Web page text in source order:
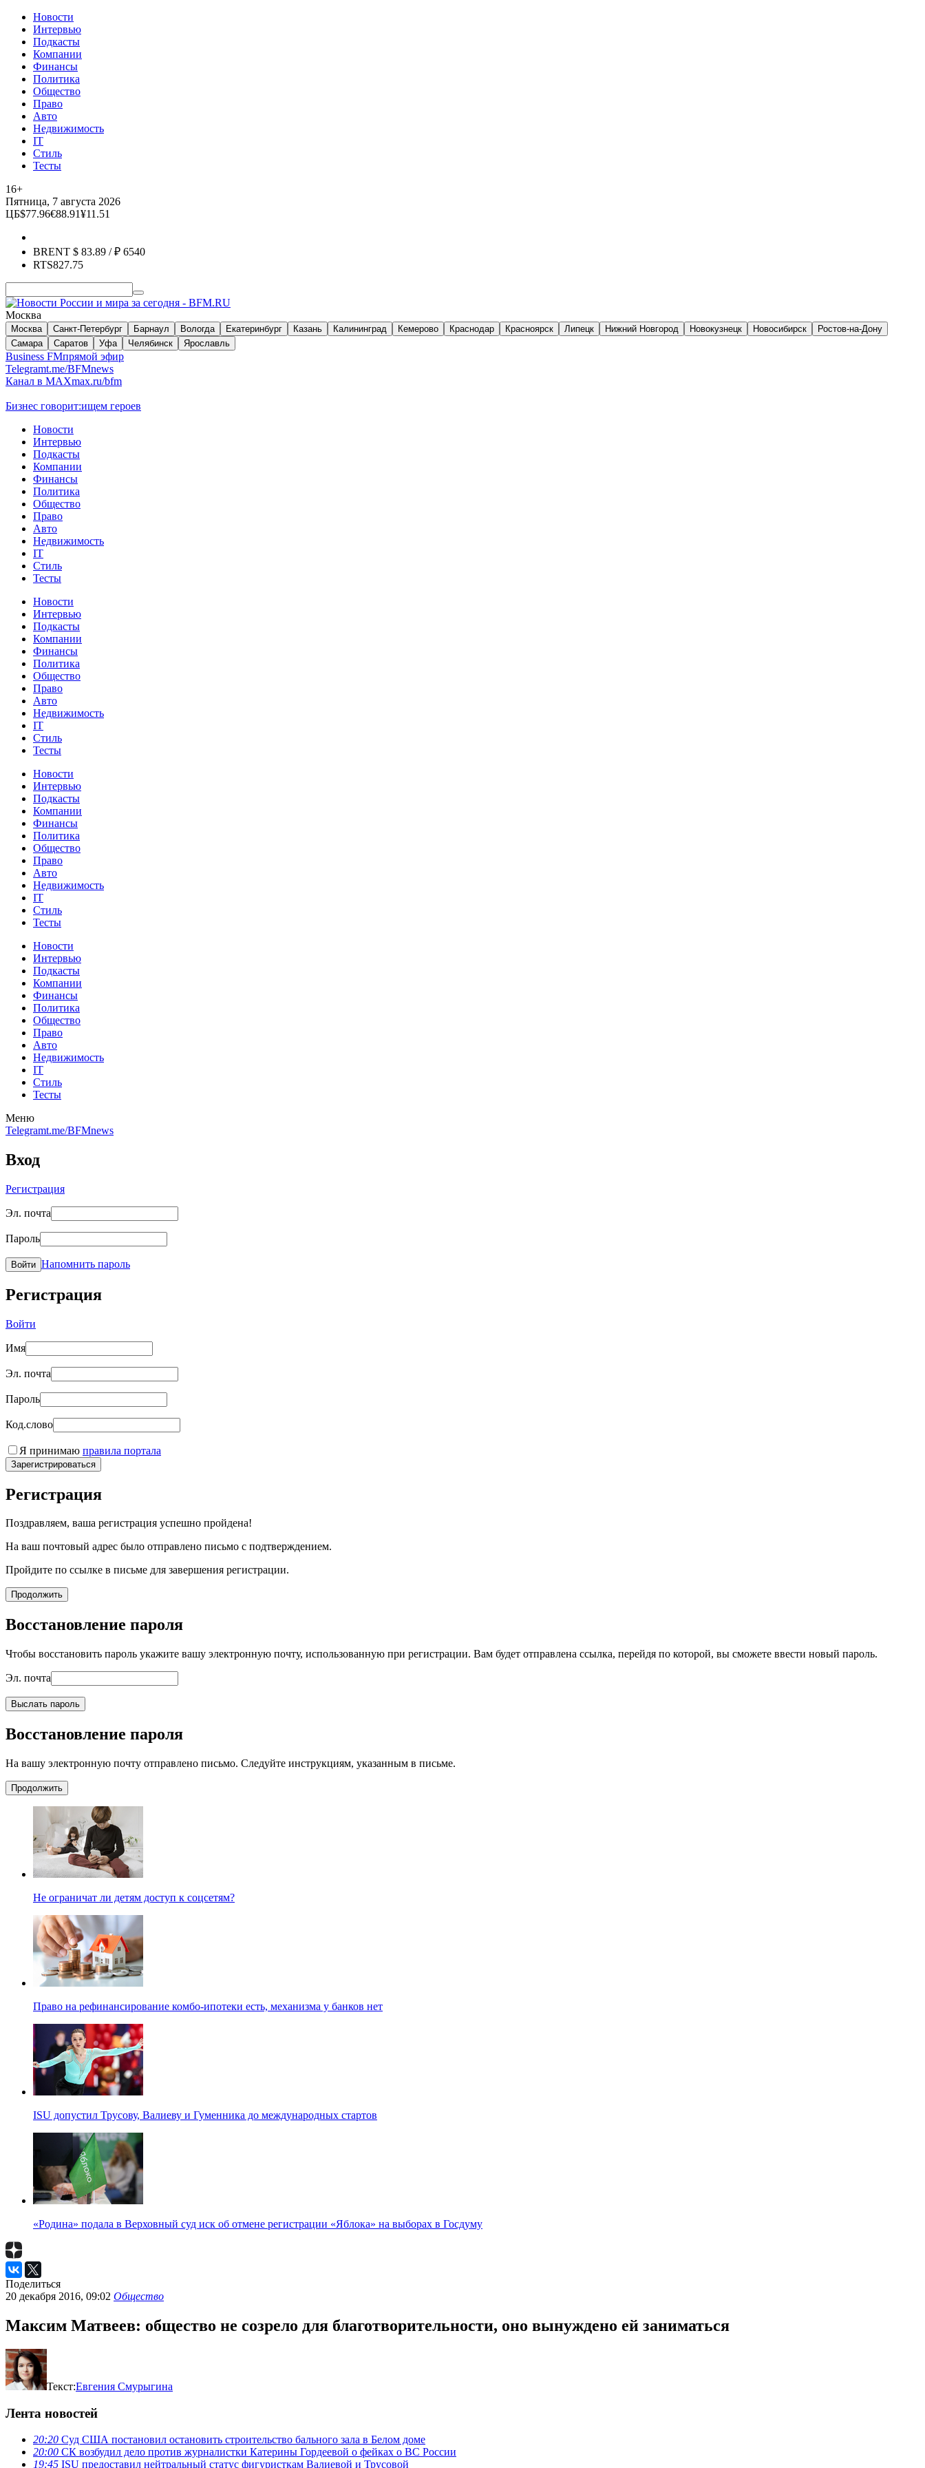
Новости
Интервью
Подкасты
Компании
Финансы
Политика
Общество
Право
Авто
Недвижимость
IT
Стиль
Тесты
16+
Пятница, 7 августа 2026
ЦБ$77.96€88.91¥11.51
BRENT $ 83.89 / ₽ 6540
RTS827.75
Москва
Москва Санкт-Петербург Барнаул Вологда Екатеринбург Казань Калининград Кемерово Краснодар Красноярск Липецк Нижний Новгород Новокузнецк Новосибирск
Ростов-на-Дону
Самара
Саратов Уфа Челябинск Ярославль
Business FMпрямой эфир
Telegramt.me/BFMnews
Канал в MAXmax.ru/bfm
Бизнес говорит:ищем героев
Новости
Интервью
Подкасты
Компании
Финансы
Политика
Общество
Право
Авто
Недвижимость
IT
Стиль
Тесты
Новости
Интервью
Подкасты
Компании
Финансы
Политика
Общество
Право
Авто
Недвижимость
IT
Стиль
Тесты
Новости
Интервью
Подкасты
Компании
Финансы
Политика
Общество
Право
Авто
Недвижимость
IT
Стиль
Тесты
Новости
Интервью
Подкасты
Компании
Финансы
Политика
Общество
Право
Авто
Недвижимость
IT
Стиль
Тесты
Меню
Telegramt.me/BFMnews
Вход
Регистрация
Эл. почта
Пароль
Войти Напомнить пароль
Регистрация
Войти
Имя
Эл. почта
Пароль
Код.слово
Я принимаю правила портала
Зарегистрироваться
Регистрация
Поздравляем, ваша регистрация успешно пройдена!
На ваш почтовый адрес было отправлено письмо с подтверждением.
Пройдите по ссылке в письме для завершения регистрации.
Продолжить
Восстановление пароля
Чтобы восстановить пароль укажите вашу электронную почту, использованную при регистрации. Вам будет отправлена ссылка, перейдя по которой, вы сможете ввести новый пароль.
Эл. почта
Выслать пароль
Восстановление пароля
На вашу электронную почту отправлено письмо. Следуйте инструкциям, указанным в письме.
Продолжить
Не ограничат ли детям доступ к соцсетям?
Право на рефинансирование комбо-ипотеки есть, механизма у банков нет
ISU допустил Трусову, Валиеву и Гуменника до международных стартов
«Родина» подала в Верховный суд иск об отмене регистрации «Яблока» на выборах в Госдуму
Поделиться
20 декабря 2016, 09:02 Общество
Максим Матвеев: общество не созрело для благотворительности, оно вынуждено ей заниматься
Текст:Евгения Смурыгина
Лента новостей
20:20 Суд США постановил остановить строительство бального зала в Белом доме
20:00 СК возбудил дело против журналистки Катерины Гордеевой о фейках о ВС России
19:45 ISU предоставил нейтральный статус фигуристкам Валиевой и Трусовой